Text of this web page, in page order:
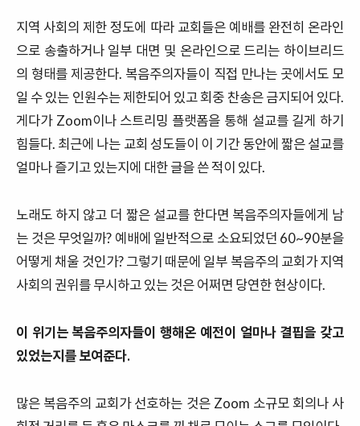
지역 사회의 제한 정도에 따라 교회들은 예배를 완전히 온라인
으로 송출하거나 일부 대면 및 온라인으로 드리는 하이브리드
의 형태를 제공한다. 복음주의자들이 직접 만나는 곳에서도 모
일 수있는 인원수는 제한되어 있고회중찬송은 금지되어 있다.
게다가Zoom이나 스트리밍 플랫폼을 통해 설교를 길게 하기
힘들다. 최근에 나는 교회 성도들이 이 기간 동안에 짧은설교를
얼마나즐기고있는지에 대한 글을쓴적이 있다.
노래도 하지 않고 더 짧은 설교를 한다면 복음주의자들에게 남
는 것은 무엇일까? 예배에 일반적으로 소요되었던 60~90분을
어떻게 채울 것인가? 그렇기 때문에 일부 복음주의 교회가지역
사회의 권위를무시하고있는것은어쩌면 당연한 현상이다.
이 위기는 복음주의자들이 행해온 예전이 얼마나 결핍을 갖고
있었는지를보여준다.
많은 복음주의 교회가 선호하는 것은Zoom 소규모 회의나 사